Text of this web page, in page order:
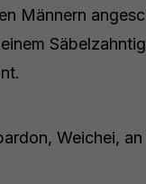
Männern
Weichei,